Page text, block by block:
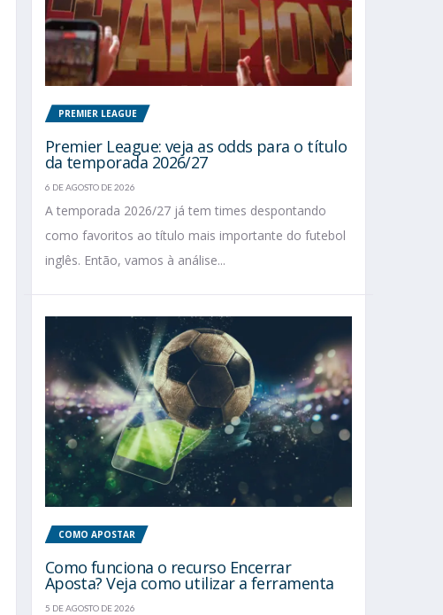
PREMIER LEAGUE
Premier League: veja as odds para o título
da temporada 2026/27
6 DE AGOSTO DE 2026
A temporada 2026/27 já tem times despontando
como favoritos ao título mais importante do futebol
inglês. Então, vamos à análise...
COMO APOSTAR
Como funciona o recurso Encerrar
Aposta? Veja como utilizar a ferramenta
5 DE AGOSTO DE 2026